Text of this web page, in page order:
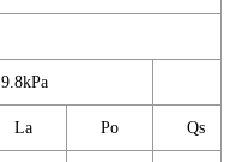
9.8kPa
La Po Qs